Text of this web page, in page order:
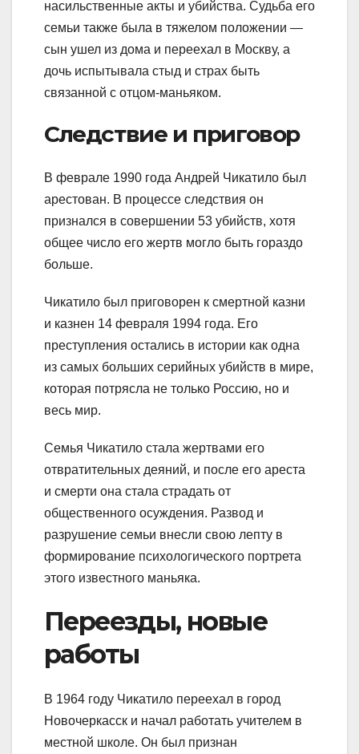
насильственные акты и убийства. Судьба его
семьи также была в тяжелом положении —
сын ушел из дома и переехал в Москву, а
дочь испытывала стыд и страх быть
связанной с отцом-маньяком.
Следствие и приговор
В феврале 1990 года Андрей Чикатило был
арестован. В процессе следствия он
признался в совершении 53 убийств, хотя
общее число его жертв могло быть гораздо
больше.
Чикатило был приговорен к смертной казни
и казнен 14 февраля 1994 года. Его
преступления остались в истории как одна
из самых больших серийных убийств в мире,
которая потрясла не только Россию, но и
весь мир.
Семья Чикатило стала жертвами его
отвратительных деяний, и после его ареста
и смерти она стала страдать от
общественного осуждения. Развод и
разрушение семьи внесли свою лепту в
формирование психологического портрета
этого известного маньяка.
Переезды, новые
работы
В 1964 году Чикатило переехал в город
Новочеркасск и начал работать учителем в
местной школе. Он был признан